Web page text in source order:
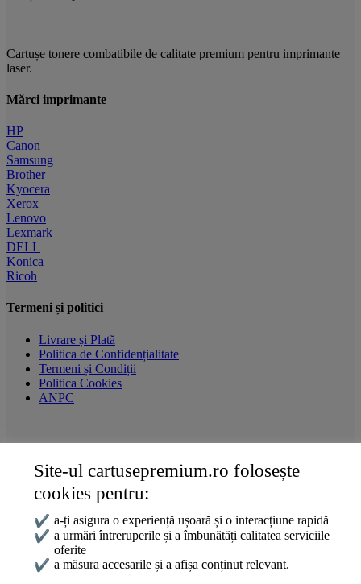
Cartușe tonere combatibile de calitate premium pentru imprimante
laser.
Mărci imprimante
HP
Canon
Samsung
Brother
Kyocera
Xerox
Lenovo
Lexmark
DELL
Konica
Ricoh
Termeni și politici
Livrare și Plată
Politica de Confidențialitate
Termeni și Condiții
Politica Cookies
ANPC
Date de contact
0745 124 164
contact@cartusepremium.ro
Luni –Vineri: 09:00 – 17:00
Cartușe Premium 2021 Creare Magazin OnlineBOSSNET
Site-ul cartusepremium.ro folosește
cookies pentru:
✔ a-ți asigura o experiență ușoară și o interacțiune rapidă
✔ a urmări întreruperile și a îmbunătăți calitatea serviciile
oferite
✔ a măsura accesarile și a afișa conținut relevant.